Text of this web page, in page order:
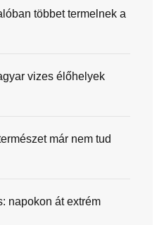
többet termelnek a
vizes élőhelyek
már nem tud
napokon át extrém